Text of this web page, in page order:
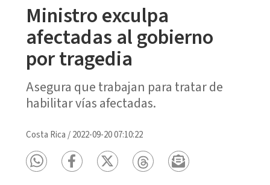
Ministro exculpa
afectadas al gobierno
por tragedia
Asegura que trabajan para tratar de
habilitar vías afectadas.
Costa Rica /2022-09-20 07:10:22